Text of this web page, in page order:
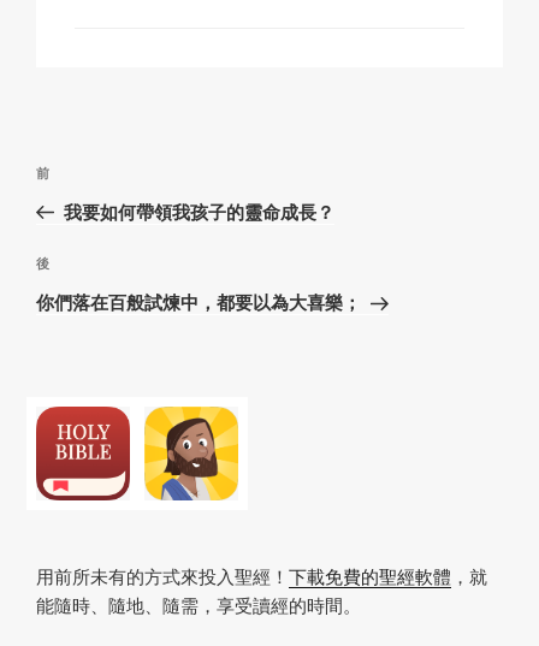
文
導
覽
上
一
文
章
前
我要如何帶領我孩子的靈命成長？
下
篇
後
你們落在百般試煉中，都要以為大喜樂；
用前所未有的方式來投入聖經！ 下載免費的聖經軟體 ，就
能隨時、隨地、隨需，享受讀經的時間。